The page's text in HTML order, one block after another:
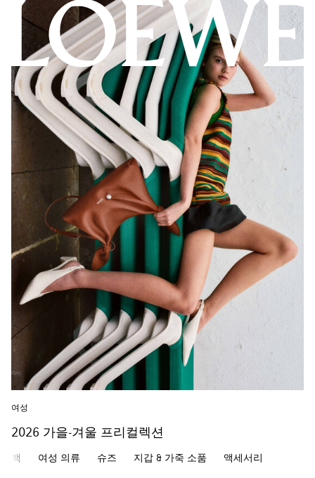
여성
2026 가을-겨울 프리컬렉션
백 여성 의류 슈즈 지갑 & 가죽 소품 액세서리